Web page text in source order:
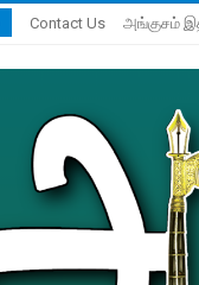
Contact Us அங்குசம்